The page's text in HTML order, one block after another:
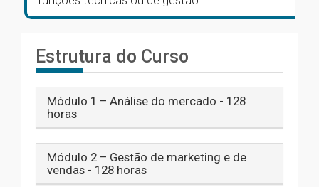
Estrutura do Curso
Módulo 1 – Análise do mercado - 128
horas
Módulo 2 – Gestão de marketing e de
vendas - 128 horas